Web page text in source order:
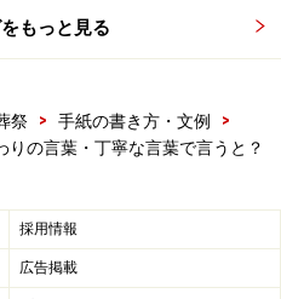
釈するならば
熱中……など。
もっと見る
祭 > 手紙の書き方・文例
>
りの言葉・丁寧な言葉で言うと？
採用情報
広告掲載